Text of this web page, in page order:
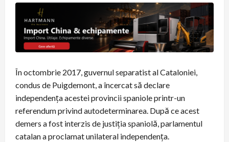
În octombrie 2017, guvernul separatist al Cataloniei,
condus de Puigdemont, a încercat să declare
independenţa acestei provincii spaniole printr-un
referendum privind autodeterminarea. După ce acest
demers a fost interzis de justiţia spaniolă, parlamentul
catalan a proclamat unilateral independenţa.